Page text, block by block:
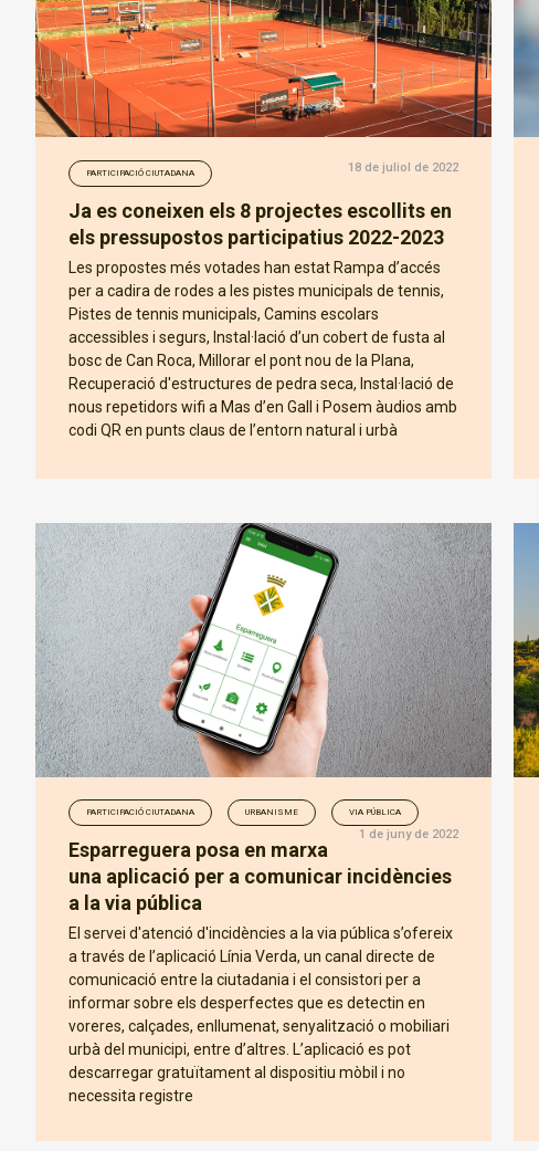
PARTICIPACIÓ CIUTADANA 18 de juliol de 2022
Ja es coneixen els 8 projectes escollits en
els pressupostos participatius 2022-2023
Les propostes més votades han estat Rampa d’accés
per a cadira de rodes a les pistes municipals de tennis,
Pistes de tennis municipals, Camins escolars
accessibles i segurs, Instal·lació d’un cobert de fusta al
bosc de Can Roca, Millorar el pont nou de la Plana,
Recuperació d'estructures de pedra seca, Instal·lació de
nous repetidors wifi a Mas d’en Gall i Posem àudios amb
codi QR en punts claus de l’entorn natural i urbà
PARTICIPACIÓ CIUTADANA URBANISME VIA PÚBLICA
1 de juny de 2022
Esparreguera posa en marxa
una aplicació per a comunicar incidències
a la via pública
El servei d'atenció d'incidències a la via pública s’ofereix
a través de l’aplicació Línia Verda, un canal directe de
comunicació entre la ciutadania i el consistori per a
informar sobre els desperfectes que es detectin en
voreres, calçades, enllumenat, senyalització o mobiliari
urbà del municipi, entre d’altres. L’aplicació es pot
descarregar gratuïtament al dispositiu mòbil i no
necessita registre